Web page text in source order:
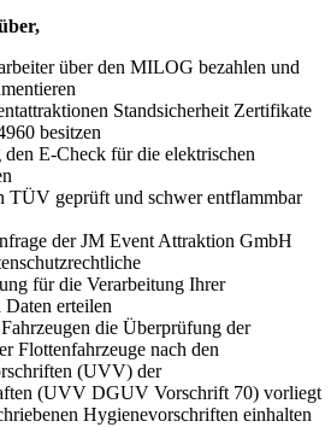
über den MILOG bezahlen und
Standsicherheit Zertifikate
besitzen
E-Check für die elektrischen
TÜV geprüft und schwer entflammbar
der JM Event Attraktion GmbH
für die Verarbeitung Ihrer
Daten erteilen
die Überprüfung der
Flottenfahrzeuge nach den
(UVV) der
(UVV DGUV Vorschrift 70) vorliegt
Hygienevorschriften einhalten